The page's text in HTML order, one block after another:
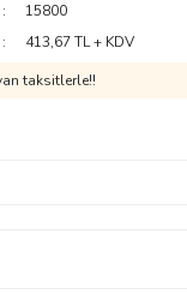
15800
413,67 TL + KDV
taksitlerle!!